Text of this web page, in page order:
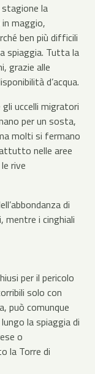
la
maggio,
ben più difficili
spiaggia. Tutta la
grazie alle
d’acqua.
uccelli migratori
per un sosta,
molti si fermano
nelle aree
rive
di
mentre i cinghiali
per il pericolo
solo con
può comunque
la spiaggia di
o
la Torre di